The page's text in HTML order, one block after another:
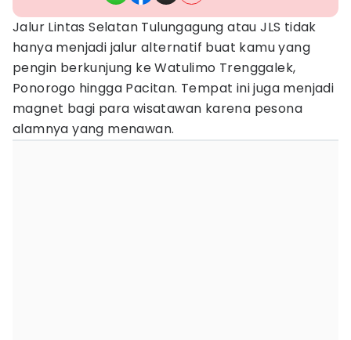
Jalur Lintas Selatan Tulungagung atau JLS tidak
hanya menjadi jalur alternatif buat kamu yang
pengin berkunjung ke Watulimo Trenggalek,
Ponorogo hingga Pacitan. Tempat ini juga menjadi
magnet bagi para wisatawan karena pesona
alamnya yang menawan.